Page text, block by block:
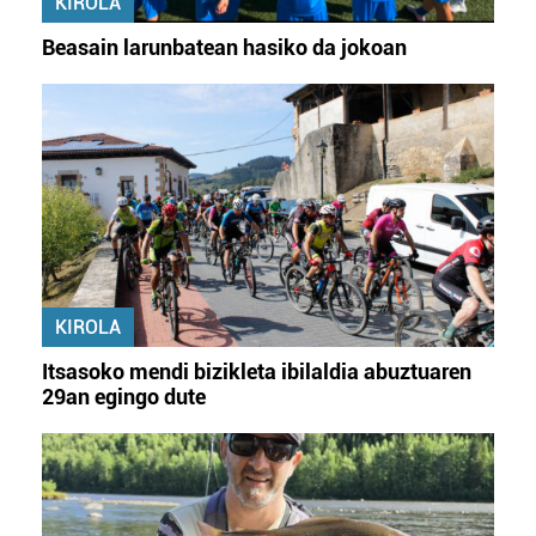
Beasain larunbatean hasiko da jokoan
KIROLA
Itsasoko mendi bizikleta ibilaldia abuztuaren
29an egingo dute